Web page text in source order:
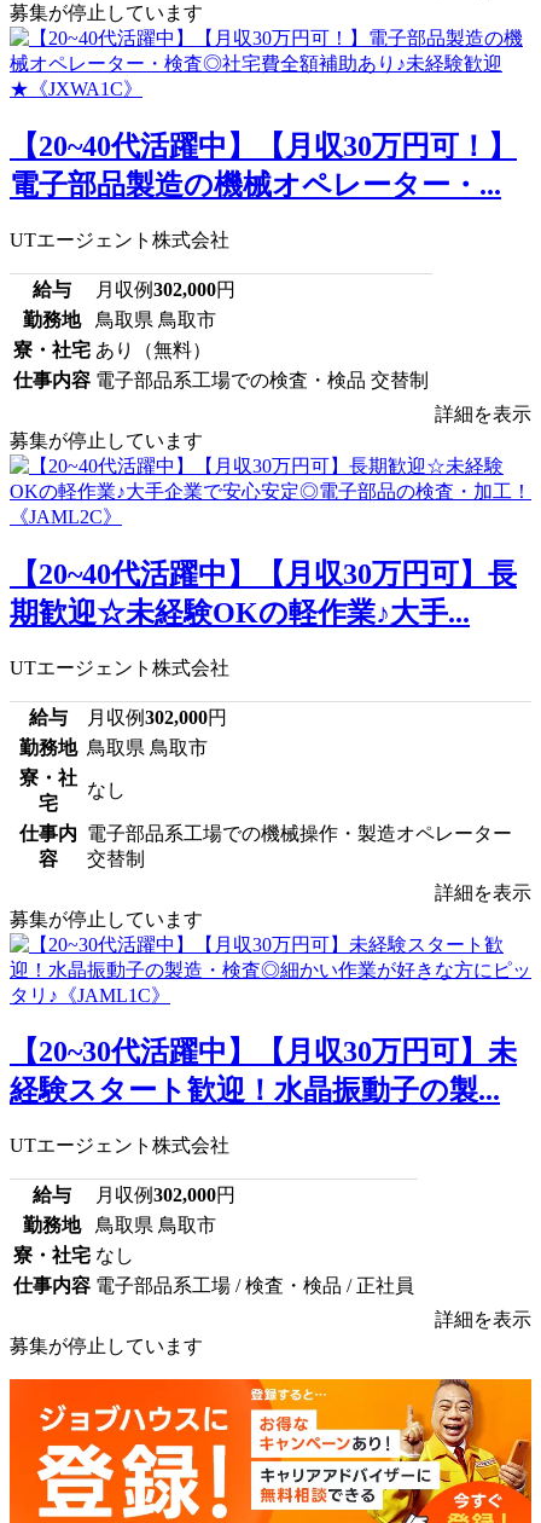
募集が停止しています
【20~40代活躍中】【月収30万円可！】
電子部品製造の機械オペレーター・...
UTエージェント株式会社
給与 月収例302,000円
勤務地
鳥取県 鳥取市
寮・社宅 あり（無料）
仕事内容 電子部品系工場での検査・検品 交替制
詳細を表示
募集が停止しています
【20~40代活躍中】【月収30万円可】長
期歓迎☆未経験OKの軽作業♪大手...
UTエージェント株式会社
給与 月収例302,000円
勤務地 鳥取県 鳥取市
寮・社
宅
なし
仕事内
容
電子部品系工場での機械操作・製造オペレーター
交替制
詳細を表示
募集が停止しています
【20~30代活躍中】【月収30万円可】未
経験スタート歓迎！水晶振動子の製...
UTエージェント株式会社
給与 月収例302,000円
勤務地
鳥取県 鳥取市
寮・社宅 なし
仕事内容 電子部品系工場 / 検査・検品 / 正社員
詳細を表示
募集が停止しています